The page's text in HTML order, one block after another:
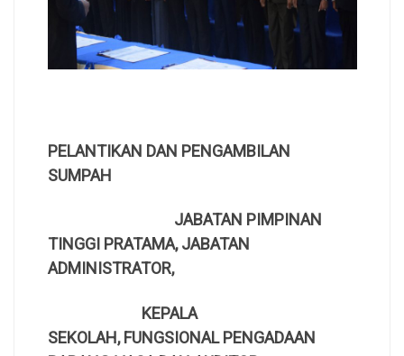
PELANTIKAN DAN PENGAMBILAN
SUMPAH
JABATAN PIMPINAN
TINGGI PRATAMA, JABATAN
ADMINISTRATOR,
KEPALA
SEKOLAH,FUNGSIONAL PENGADAAN